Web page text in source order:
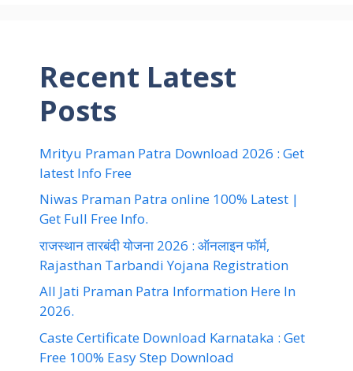
Recent Latest
Posts
Mrityu Praman Patra Download 2026 : Get
latest Info Free
Niwas Praman Patra online 100% Latest |
Get Full Free Info.
राजस्थान तारबंदी योजना 2026 : ऑनलाइन फॉर्म,
Rajasthan Tarbandi Yojana Registration
All Jati Praman Patra Information Here In
2026.
Caste Certificate Download Karnataka : Get
Free 100% Easy Step Download